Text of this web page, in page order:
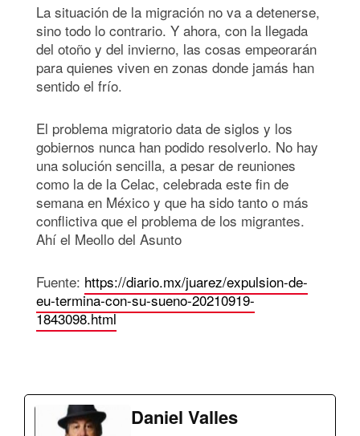
La situación de la migración no va a detenerse,
sino todo lo contrario. Y ahora, con la llegada
del otoño y del invierno, las cosas empeorarán
para quienes viven en zonas donde jamás han
sentido el frío.
El problema migratorio data de siglos y los
gobiernos nunca han podido resolverlo. No hay
una solución sencilla, a pesar de reuniones
como la de la Celac, celebrada este fin de
semana en México y que ha sido tanto o más
conflictiva que el problema de los migrantes.
Ahí el Meollo del Asunto
Fuente: https://diario.mx/juarez/expulsion-de-
eu-termina-con-su-sueno-20210919-
1843098.html
Daniel Valles